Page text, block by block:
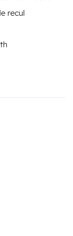
besoin.
de Genève
l’option
à
recul